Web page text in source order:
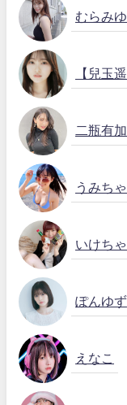
むらみ
【兒玉
二瓶有
うみち
いけち
ぽんゆず
えなこ